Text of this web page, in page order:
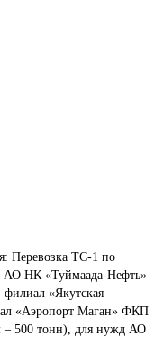
Перевозка ТС-1 по
АО НК «Туймаада-Нефть»
«Якутская
«Аэропорт Маган» ФКП
– 500 тонн), для нужд АО